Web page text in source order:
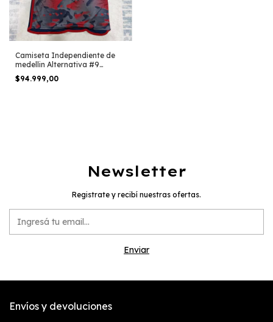
Camiseta Independiente de
medellin Alternativa #9
L.Sandoval
$94.999,00
Newsletter
Registrate y recibí nuestras ofertas.
Envíos y devoluciones